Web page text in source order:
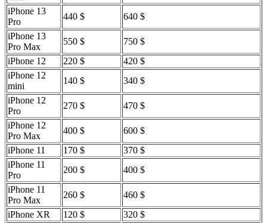
iPhone 13
Pro
440 $
640 $
iPhone 13
Pro Max
550 $
750 $
iPhone 12
220 $
420 $
iPhone 12
mini
140 $
340 $
iPhone 12
Pro
270 $
470 $
iPhone 12
Pro Max
400 $
600 $
iPhone 11
170 $
370 $
iPhone 11
Pro
200 $
400 $
iPhone 11
Pro Max
260 $
460 $
iPhone XR
120 $
320 $